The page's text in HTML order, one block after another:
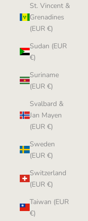
St. Vincent &
Grenadines
(EUR €)
Sudan (EUR
€)
Suriname
(EUR €)
Svalbard &
Jan Mayen
(EUR €)
Sweden
(EUR €)
Switzerland
(EUR €)
Taiwan (EUR
€)